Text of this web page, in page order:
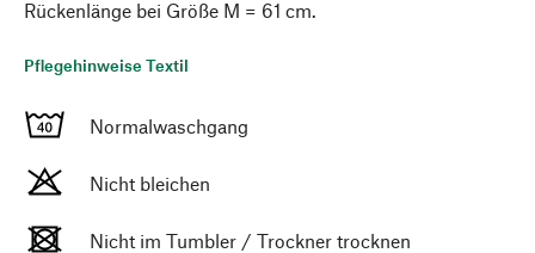
Rückenlänge bei Größe M = 61 cm.
Pflegehinweise Textil
Normalwaschgang
Nicht bleichen
Nicht im Tumbler / Trockner trocknen